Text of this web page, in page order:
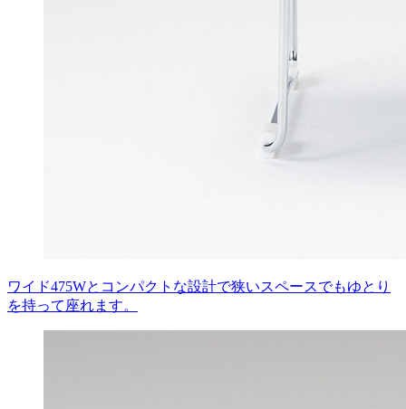
ワイド475Wとコンパクトな設計で狭いスペースでもゆとり
を持って座れます。